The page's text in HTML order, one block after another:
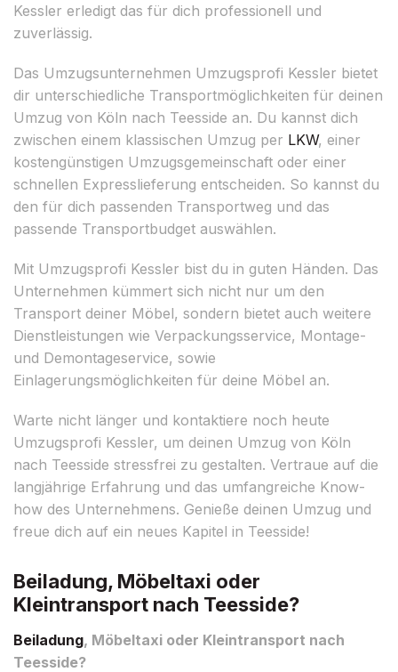
Kessler erledigt das für dich professionell und
zuverlässig.
Das Umzugsunternehmen Umzugsprofi Kessler bietet
dir unterschiedliche Transportmöglichkeiten für deinen
Umzug von Köln nach Teesside an. Du kannst dich
zwischen einem klassischen Umzug per LKW, einer
kostengünstigen Umzugsgemeinschaft oder einer
schnellen Expresslieferung entscheiden. So kannst du
den für dich passenden Transportweg und das
passende Transportbudget auswählen.
Mit Umzugsprofi Kessler bist du in guten Händen. Das
Unternehmen kümmert sich nicht nur um den
Transport deiner Möbel, sondern bietet auch weitere
Dienstleistungen wie Verpackungsservice, Montage-
und Demontageservice, sowie
Einlagerungsmöglichkeiten für deine Möbel an.
Warte nicht länger und kontaktiere noch heute
Umzugsprofi Kessler, um deinen Umzug von Köln
nach Teesside stressfrei zu gestalten. Vertraue auf die
langjährige Erfahrung und das umfangreiche Know-
how des Unternehmens. Genieße deinen Umzug und
freue dich auf ein neues Kapitel in Teesside!
Beiladung, Möbeltaxi oder
Kleintransport nach Teesside?
Beiladung, Möbeltaxi oder Kleintransport nach
Teesside?